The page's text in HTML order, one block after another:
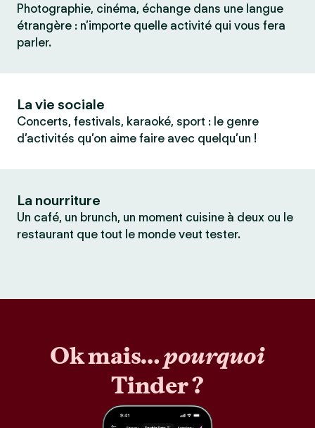
Photographie, cinéma, échange dans une langue
étrangère : n’importe quelle activité qui vous fera
parler.
La vie sociale
Concerts, festivals, karaoké, sport : le genre
d’activités qu’on aime faire avec quelqu’un !
La nourriture
Un café, un brunch, un moment cuisine à deux ou le
restaurant que tout le monde veut tester.
Ok mais…pourquoi
Tinder ?